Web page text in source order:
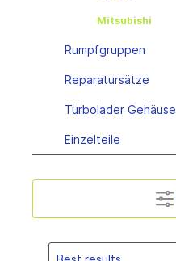
Mitsubishi
Rumpfgruppen
Reparatursätze
Turbolader Gehäuse
Einzelteile